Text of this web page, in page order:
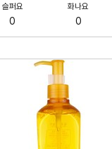
슬퍼요
0
화나요
0